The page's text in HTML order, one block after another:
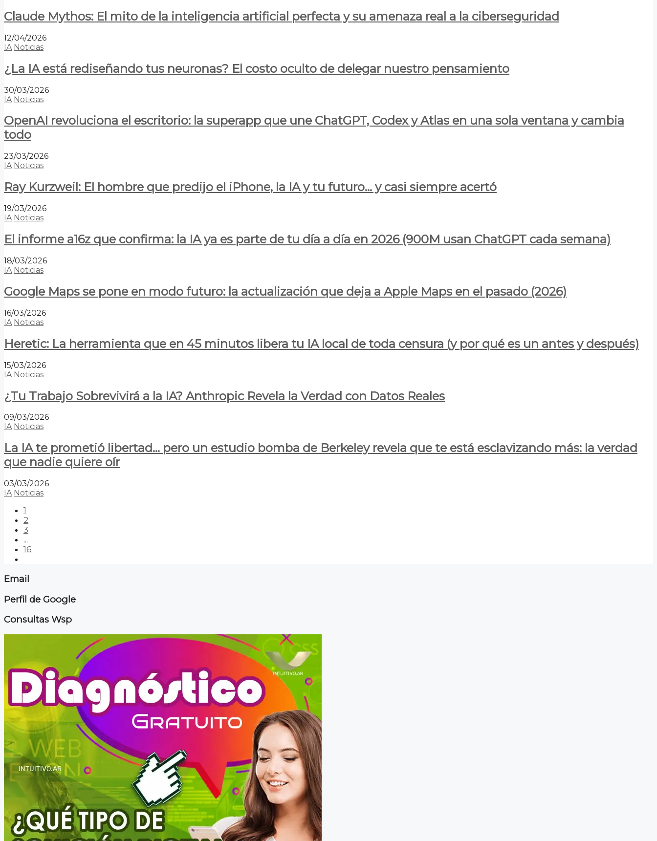
Claude Mythos: El mito de la inteligencia artificial perfecta y su amenaza real a la ciberseguridad
12/04/2026
IA Noticias
¿La IA está rediseñando tus neuronas? El costo oculto de delegar nuestro pensamiento
30/03/2026
IA Noticias
OpenAI revoluciona el escritorio: la superapp que une ChatGPT, Codex y Atlas en una sola ventana y cambia
todo
23/03/2026
IA Noticias
Ray Kurzweil: El hombre que predijo el iPhone, la IA y tu futuro… y casi siempre acertó
19/03/2026
IA Noticias
El informe a16z que confirma: la IA ya es parte de tu día a día en 2026 (900M usan ChatGPT cada semana)
18/03/2026
IA Noticias
Google Maps se pone en modo futuro: la actualización que deja a Apple Maps en el pasado (2026)
16/03/2026
IA Noticias
Heretic: La herramienta que en 45 minutos libera tu IA local de toda censura (y por qué es un antes y después)
15/03/2026
IA Noticias
¿Tu Trabajo Sobrevivirá a la IA? Anthropic Revela la Verdad con Datos Reales
09/03/2026
IA Noticias
La IA te prometió libertad… pero un estudio bomba de Berkeley revela que te está esclavizando más: la verdad
que nadie quiere oír
03/03/2026
IA Noticias
1
2
3
...
16
Email
Perfil de Google
Consultas Wsp